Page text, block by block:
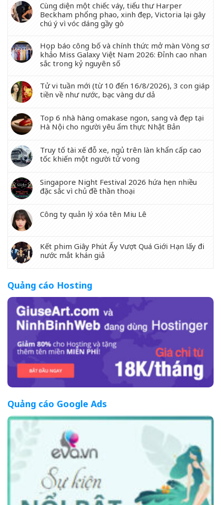
Cùng diện một chiếc váy, tiểu thư Harper
Beckham phổng phao, xinh đẹp, Victoria lại gây
chú ý vì vóc dáng gầy gò
Họp báo công bố và chính thức mở màn Vòng sơ
khảo Miss Galaxy Việt Nam 2026: Đỉnh cao nhan
sắc trong kỷ nguyên số
Tử vi tuần mới (từ 10 đến 16/8/2026), 3 con giáp
tiền về như nước, bạc vàng dư dả
Top 6 nhà hàng omakase ngon, sang và đẹp tại
Hà Nội cho người yêu ẩm thực Nhật Bản
Truy tố tài xế đỗ xe, ngủ trên làn khẩn cấp cao
tốc khiến một người tử vong
Singapore Night Festival 2026 hứa hẹn nhiều
đặc sắc vì chủ đề thần thoại
Công ty quản lý xóa tên Miu Lê
Kết phim Giây Phút Ấy Vượt Quá Giới Hạn lấy đi
nước mắt khán giả
Quảng cáo Hosting
Quảng cáo Google Ads